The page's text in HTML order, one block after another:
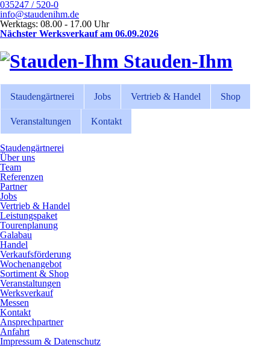
035247 / 520-0
info@staudenihm.de
Werktags: 08.00 - 17.00 Uhr
Nächster Werksverkauf am 06.09.2026
Stauden-Ihm
Staudengärtnerei Jobs Vertrieb & Handel Shop
Veranstaltungen Kontakt
Staudengärtnerei
Über uns
Team
Referenzen
Partner
Jobs
Vertrieb & Handel
Leistungspaket
Tourenplanung
Galabau
Handel
Verkaufsförderung
Wochenangebot
Sortiment & Shop
Veranstaltungen
Werksverkauf
Messen
Kontakt
Ansprechpartner
Anfahrt
Impressum & Datenschutz